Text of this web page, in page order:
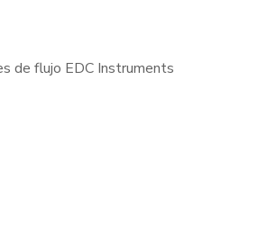
de flujo EDC Instruments